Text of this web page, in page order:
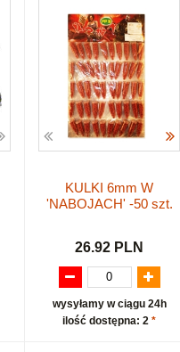
KULKI 6mm W
'NABOJACH' -50 szt.
26.92 PLN
wysyłamy w ciągu 24h
ilość dostępna: 2 *